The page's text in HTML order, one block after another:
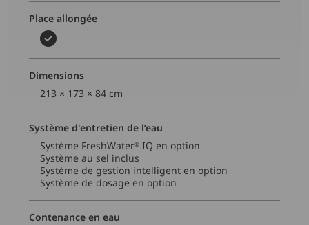
Place allongée
Dimensions
213 × 173 × 84 cm
Système d'entretien de l’eau
Système FreshWater® IQ en option​
Système au sel inclus​
Système de gestion intelligent en option
Système de dosage en option
Contenance en eau